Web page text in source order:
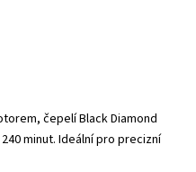
čepelí Black Diamond
minut. Ideální pro precizní